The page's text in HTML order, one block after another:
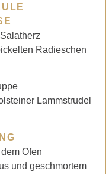
Radieschen
Lammstrudel
Ofen
und geschmortem